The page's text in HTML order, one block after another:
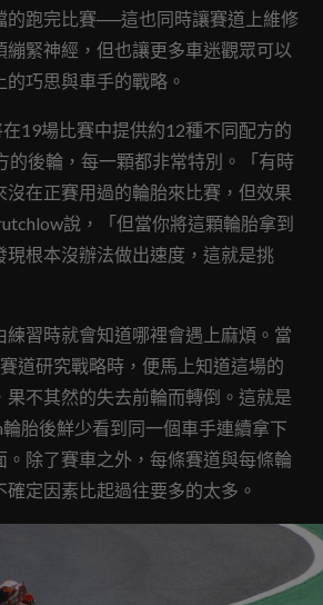
的跑完比賽──這也同時讓賽道上維修
繃緊神經，但也讓更多車迷觀眾可以
巧思與車手的戰略。
19場比賽中提供約12種不同配方的
的後輪，每一顆都非常特別。「有時
沒在正賽用過的輪胎來比賽，但效果
說，「但當你將這顆輪胎拿到
現根本沒辦法做出速度，這就是挑
練習時就會知道哪裡會遇上麻煩。當
道研究戰略時，便馬上知道這場的
果不其然的失去前輪而轉倒。這就是
胎後鮮少看到同一個車手連續拿下
。除了賽車之外，每條賽道與每條輪
定因素比起過往要多的太多。